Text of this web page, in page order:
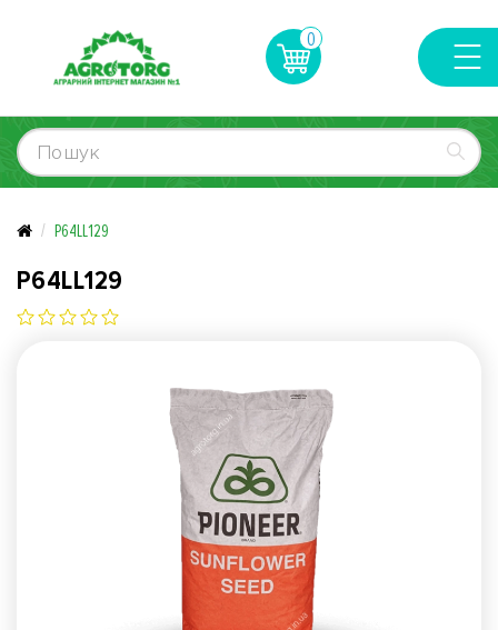
0
P64LL129
P64LL129